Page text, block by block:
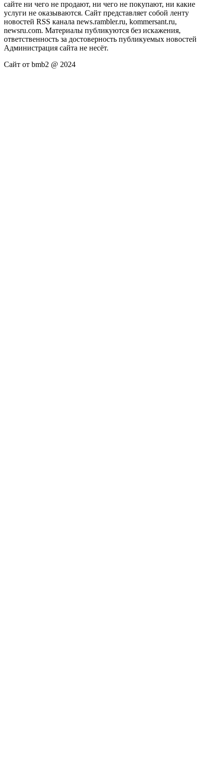
сайте ни чего не продают, ни чего не покупают, ни какие
услуги не оказываются. Сайт представляет собой ленту
новостей RSS канала news.rambler.ru, kommersant.ru,
newsru.com. Материалы публикуются без искажения,
ответственность за достоверность публикуемых новостей
Администрация сайта не несёт.
Сайт от bmb2 @ 2024